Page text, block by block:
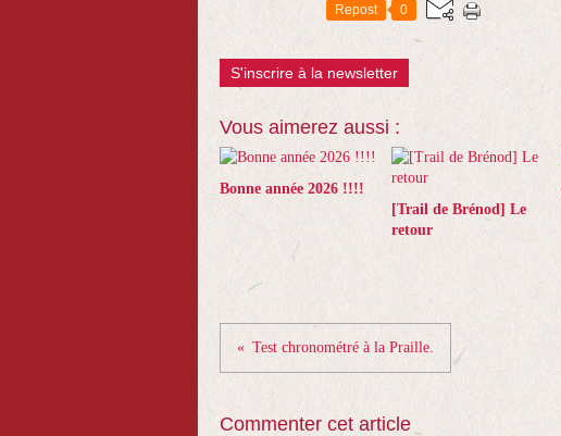
Repost 0
S'inscrire à la newsletter
Vous aimerez aussi :
Bonne année 2026 !!!!
[Trail de Brénod] Le
retour
Test chronométré à la Praille.
Commenter cet article